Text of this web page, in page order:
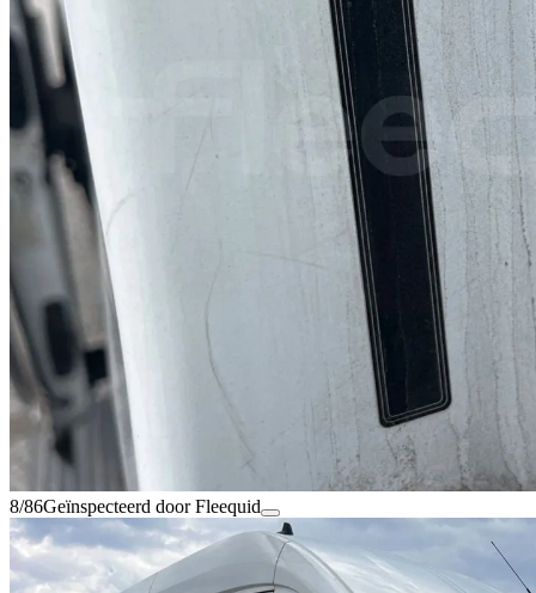
8/86Geïnspecteerd door Fleequid